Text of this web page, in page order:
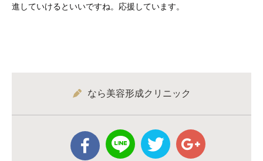
進していけるといいですね。応援しています。
なら美容形成クリニック